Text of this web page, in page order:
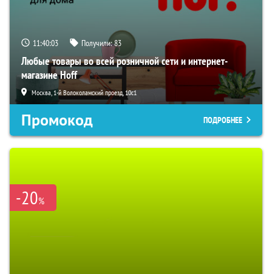
11:40:02 Получили:83
Любые товары во всей розничной сети и интернет-
магазине Hoff
Москва, 1-й Волоколамский проезд, 10с1
Промокод ПОДРОБНЕЕ
-20%